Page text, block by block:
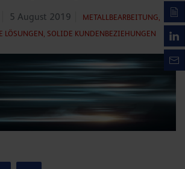
5 August 2019
METALLBEARBEITUNG,
LÖSUNGEN, SOLIDE KUNDENBEZIEHUNGEN